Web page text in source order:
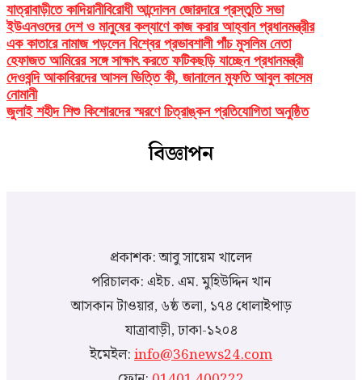
যাত্রাবাড়ীতে কাদিয়ানীবিরোধী আন্দোলন জোরদারে প্রস্তুতি সভা
ইউএনওদের দেশ ও মানুষের কল্যাণে কাজ করার আহ্বান প্রধানমন্ত্রীর
এক কাতারে নামাজ পড়লেন বিশ্বের প্রভাবশালী পাঁচ মুসলিম নেতা
হেফাজত আমিরের সঙ্গে সাক্ষাৎ করতে ফটিকছড়ি যাচ্ছেন প্রধানমন্ত্রী
দেওবন্দি আকাবিরদের আসল ভিত্তি কী, জানালেন মুফতি আবুল কাসেম
নোমানী
জুলাই শহীদ শিশু কিশোরদের স্মরণে চিত্রাঙ্কন প্রতিযোগিতা অনুষ্ঠিত
বিজ্ঞাপন
প্রকাশক: আবু সায়েম খালেদ
পরিচালক: এইচ. এম. মুহিউদ্দিন খান
আসকান টাওয়ার, ৬ষ্ঠ তলা, ১৭৪ ধোলাইপাড়
যাত্রাবাড়ী, ঢাকা-১২০৪
ইমেইল:info@36news24.com